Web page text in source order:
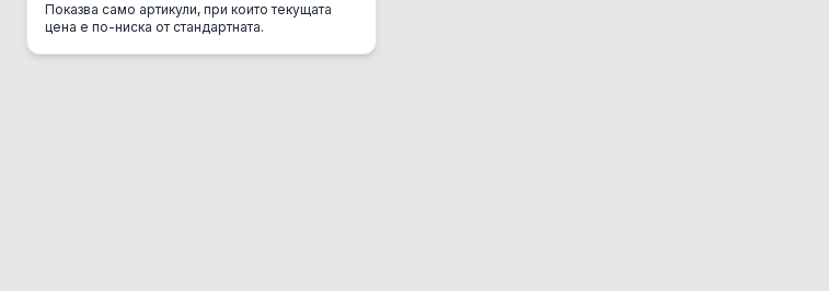
CSI Urine
Danube
Показва само артикули, при които текущата
цена е по-ниска от стандартната.